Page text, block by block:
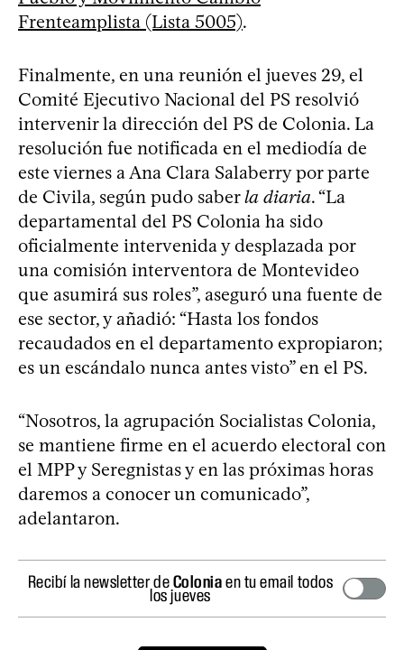
Frenteamplista (Lista 5005).
Finalmente, en una reunión el jueves 29, el
Comité Ejecutivo Nacional del PS resolvió
intervenir la dirección del PS de Colonia. La
resolución fue notificada en el mediodía de
este viernes a Ana Clara Salaberry por parte
de Civila, según pudo saberla diaria. “La
departamental del PS Colonia ha sido
oficialmente intervenida y desplazada por
una comisión interventora de Montevideo
que asumirá sus roles”, aseguró una fuente de
ese sector, y añadió: “Hasta los fondos
recaudados en el departamento expropiaron;
es un escándalo nunca antes visto” en el PS.
“Nosotros, la agrupación Socialistas Colonia,
se mantiene firme en el acuerdo electoral con
el MPP y Seregnistas y en las próximas horas
daremos a conocer un comunicado”,
adelantaron.
Recibí la newsletter deColoniaen tu email todos
los jueves